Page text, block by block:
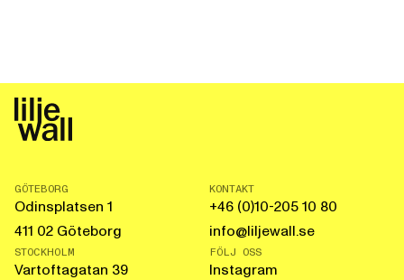
GÖTEBORG
Odinsplatsen 1
411 02 Göteborg
STOCKHOLM
Vartoftagatan 39
KONTAKT
+46 (0)10-205 10 80
info@liljewall.se
FÖLJ OSS
Instagram